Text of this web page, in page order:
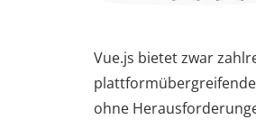
Vue.js bietet zwar
ohne